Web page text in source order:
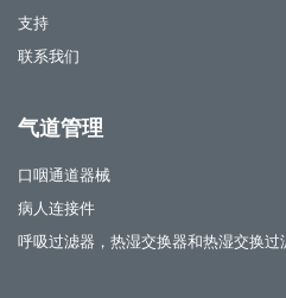
支持
联系我们
气道管理
口咽通道器械
病人连接件
呼吸过滤器，热湿交换器和热湿交换过